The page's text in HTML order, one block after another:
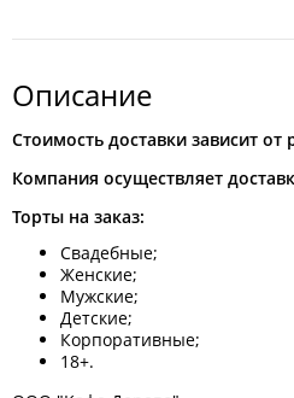
Описание
Стоимость доставки зависит от
Компания осуществляет
Торты на заказ:
Свадебные;
Женские;
Мужские;
Детские;
Корпоративные;
18+.